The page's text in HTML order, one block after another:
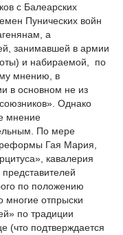
с Балеарских
Пунических войн
а
занимавшей в армии
и набираемой, по
мнению, в
в основном не из
Однако
мнение
По мере
Гая Мария,
кавалерия
представителей
по положению
многие отпрыски
по традиции
(что подтверждается